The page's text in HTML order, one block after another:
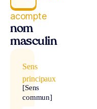
acompte
nom
masculin
Sens
principaux
[Sens
commun]